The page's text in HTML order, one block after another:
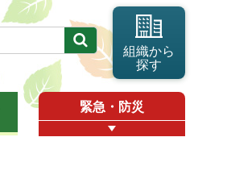
組織から
探す
緊急・防災